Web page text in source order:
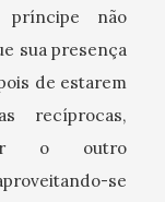
não
sua presença
de estarem
recíprocas,
o outro
se